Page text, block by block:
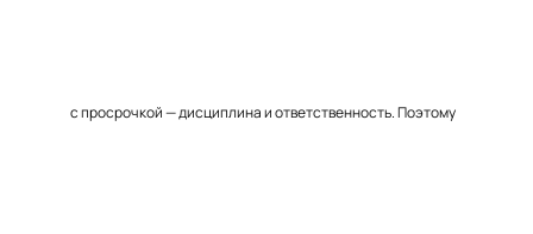
с просрочкой — дисциплина и ответственность. Поэтому